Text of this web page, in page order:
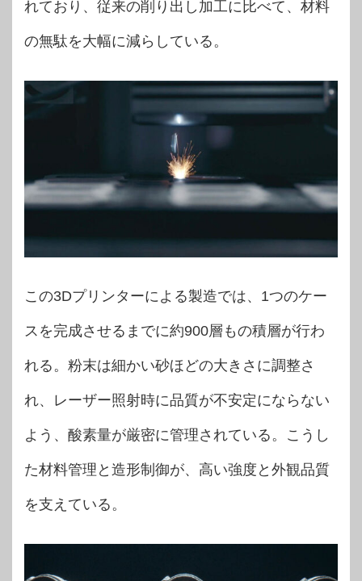
れており、従来の削り出し加工に比べて、材料
の無駄を大幅に減らしている。
この3Dプリンターによる製造では、1つのケー
スを完成させるまでに約900層もの積層が行わ
れる。粉末は細かい砂ほどの大きさに調整さ
れ、レーザー照射時に品質が不安定にならない
よう、酸素量が厳密に管理されている。こうし
た材料管理と造形制御が、高い強度と外観品質
を支えている。